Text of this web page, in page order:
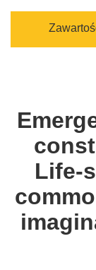
Life-